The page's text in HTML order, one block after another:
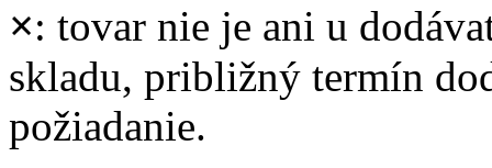
×: tovar nie je ani u
skladu, približný termín
požiadanie.